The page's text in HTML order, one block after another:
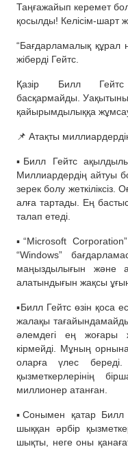
Таңғажайып керемет
қосылды! Келісім-шарт
“Бағдарламалық
жіберді Гейтс.
Қазір Билл Гейтс
басқармайды.
қайырымдылыққа
📌 Атақты
▪️Билл Гейтс
Миллиардердің айтуы
зерек болу жеткіліксіз.
алға тартады. Ең
талап етеді.
▪️“Microsoft
“Windows”
маңыздылығын және
алатындығын жақсы
▪️Билл Гейтс өзін қоса
жалақы
әлемдегі ең жоғары
кірмейді. Мұның
оларға үлес
қызметкерлерінің
миллионер атанған.
▪️Сонымен қатар Билл
шыққан әрбір
шықты, неге оны